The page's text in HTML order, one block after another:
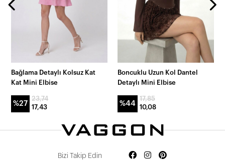
Bağlama Detaylı Kolsuz Kat
Kat Mini Elbise
%27
23,74
17,43
Boncuklu Uzun Kol Dantel
Detaylı Mini Elbise
%44
17,85
10,08
Bizi Takip Edin